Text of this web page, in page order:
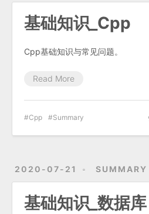
基础知识_Cpp
Cpp基础知识与常见问题。
Read More
Cpp Summary
2020-07-21 SUMMARY
基础知识_数据库